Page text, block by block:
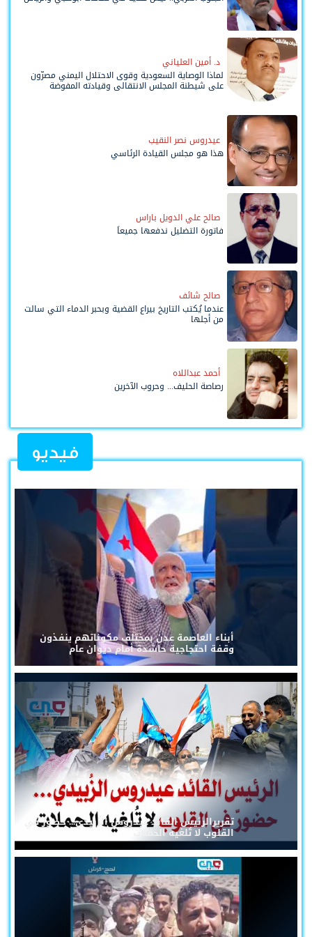
د. أمين العلياني
لماذا الوصاية السعودية وقوى الاحتلال اليمني مصرّون
على شيطنة المجلس الانتقالي وقيادته المفوضة
عيدروس نصر النقيب
هذا هو مجلس القيادة الرئاسي
صالح علي الدويل باراس
فاتورة التضليل ندفعها جميعاً
صالح شائف
عندما يُكتب التاريخ بيراع القضية وبحبر الدماء التي سالت
من أجلها
أحمد عبداللاه
رصاصة الحليف... وحروب الآخرين
فيديو
أبناء العاصمة عدن بمختلف مكوناتهم ينفذون
وقفة احتجاجية حاشدة أمام ديوان عام
تقريرالرئيس القائد عيدروس الزُبيدي... حضورٌ في
القلوب لا تُلغيه الحملات